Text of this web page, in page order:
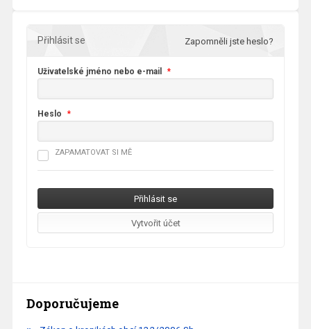
Přihlásit se Zapomněli jste heslo?
Uživatelské jméno nebo e-mail *
Heslo *
ZAPAMATOVAT SI MĚ
Doporučujeme